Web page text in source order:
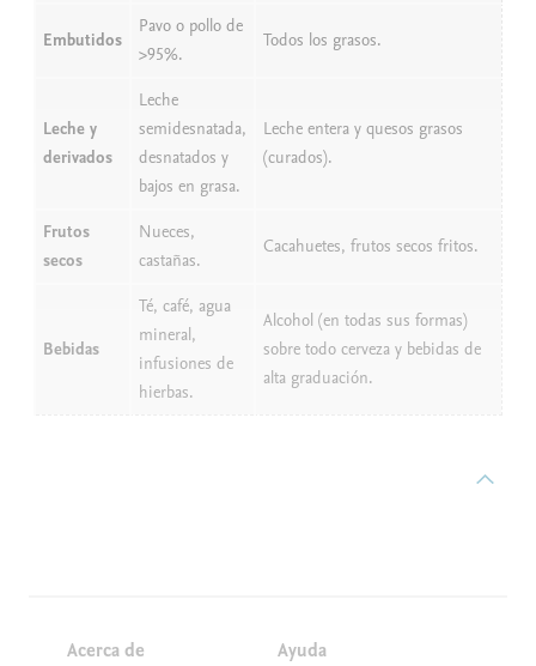
Embutidos
Pavo o pollo de
>95%.
Todos los grasos.
Leche y
derivados
Leche
semidesnatada,
desnatados y
bajos en grasa.
Leche entera y quesos grasos
(curados).
Frutos
secos
Nueces,
castañas.
Cacahuetes, frutos secos fritos.
Bebidas
Té, café, agua
mineral,
infusiones de
hierbas.
Alcohol (en todas sus formas)
sobre todo cerveza y bebidas de
alta graduación.
Acerca de
Ayuda